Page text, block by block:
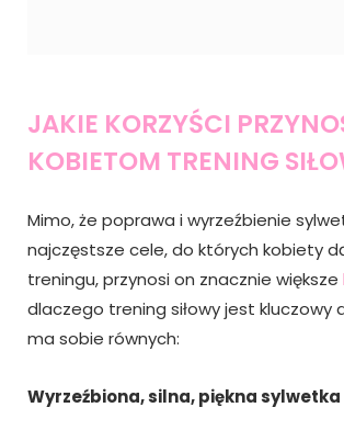
JAKIE KORZYŚCI
KOBIETOM TRENING
Mimo, że poprawa i wyrzeźbienie
najczęstsze cele, do których kobiety
treningu, przynosi on znacznie większe
dlaczego trening siłowy jest kluczowy
ma sobie równych:
Wyrzeźbiona, silna, piękna sylwetka